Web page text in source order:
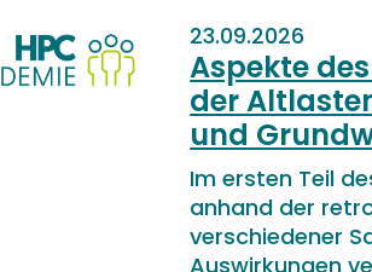
23.09.2026
Aspekte
der
und
Im ersten Teil
anhand der
verschiedener
Auswirkungen